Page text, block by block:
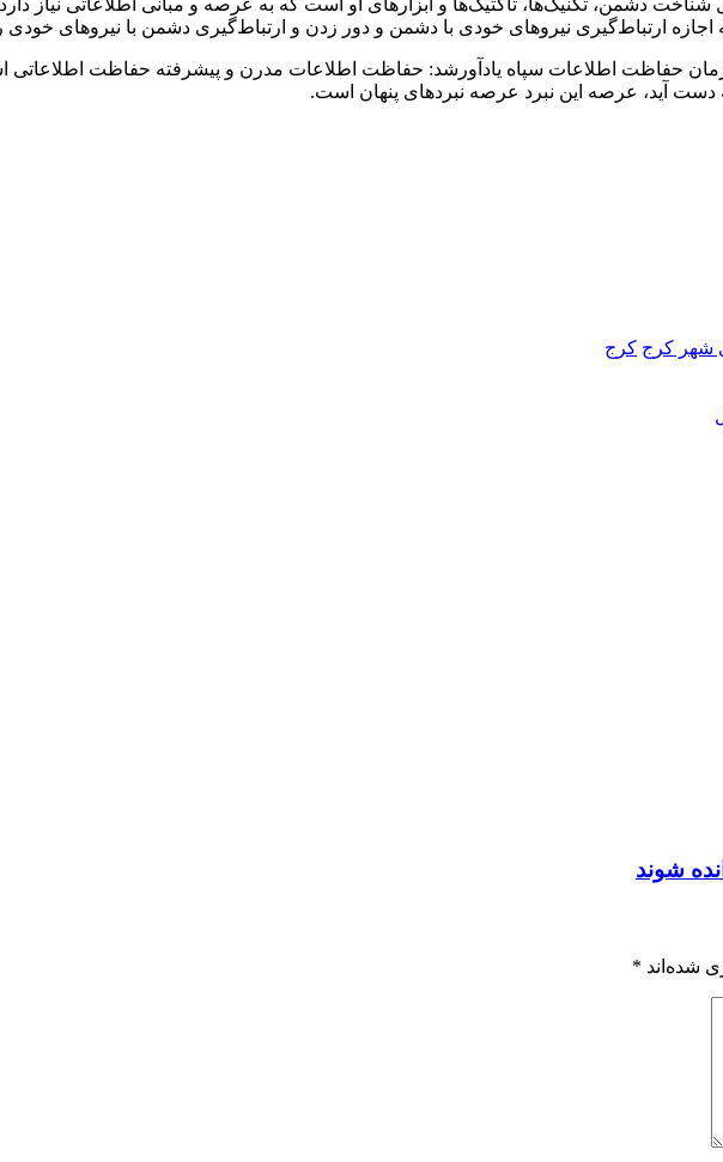
ارتباط‌گیری نیروهای خودی با دشمن و دور زدن و ارتباط‌گیری دشمن با نیروهای خودی
حفاظت اطلاعات سپاه یادآورشد: حفاظت اطلاعات مدرن و پیشرفته حفاظت اطلاعاتی
آید، عرصه این نبرد عرصه نبردهای پنهان است.
شهر کرج کرج
شوند
شده‌اند *